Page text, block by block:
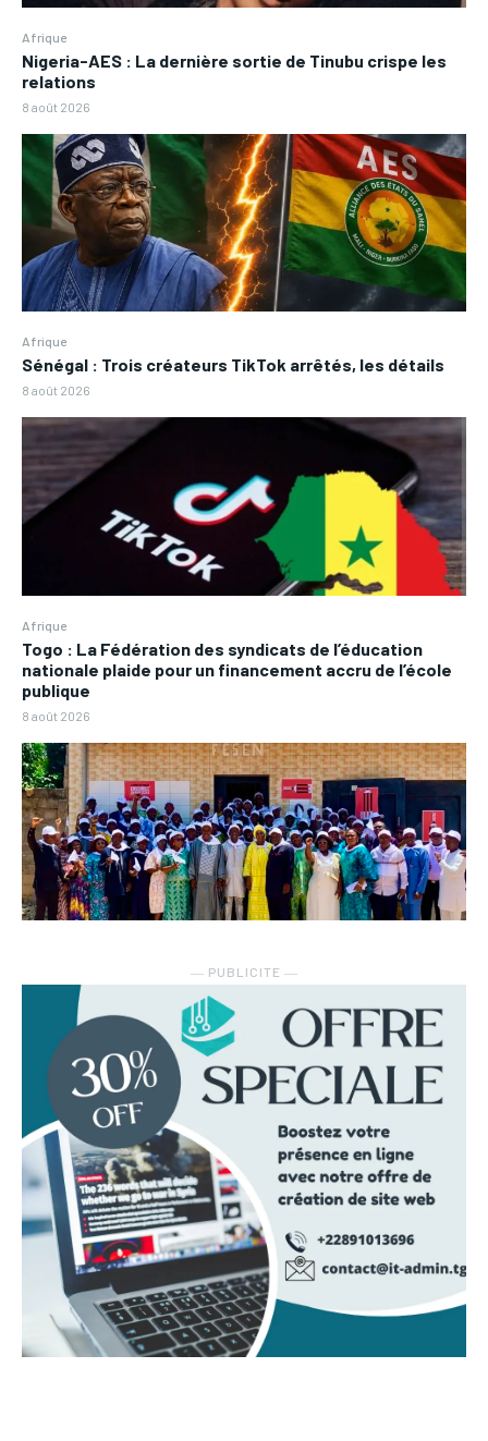
Afrique
Nigeria-AES : La dernière sortie de Tinubu crispe les
relations
8 août 2026
Afrique
Sénégal : Trois créateurs TikTok arrêtés, les détails
8 août 2026
Afrique
Togo : La Fédération des syndicats de l’éducation
nationale plaide pour un financement accru de l’école
publique
8 août 2026
― PUBLICITE ―